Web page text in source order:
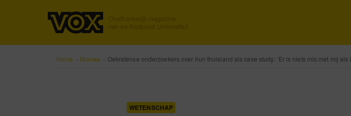
Home Nieuws Oekraïense onderzoekers over hun thuisland als case study: ‘Er is niets mis met mij
WETENSCHAP